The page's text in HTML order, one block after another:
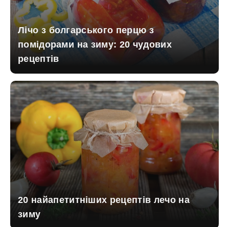
Лічо з болгарського перцю з
помідорами на зиму: 20 чудових
рецептів
20 найапетитніших рецептів лечо на
зиму